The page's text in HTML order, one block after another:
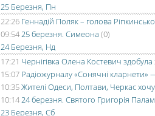
25 Березня, Пн
22:26 Геннадій Поляк – голова
09:5425 березня. Симеона (0)
24 Березня, Нд
17:21 Чернігівка Олена Костевич
15:07 Радіожурналу «Сонячні кларнети»
10:35Жителі Одеси, Полтави, Черкас
10:1424 березня. Святого Григорія
23 Березня, Сб